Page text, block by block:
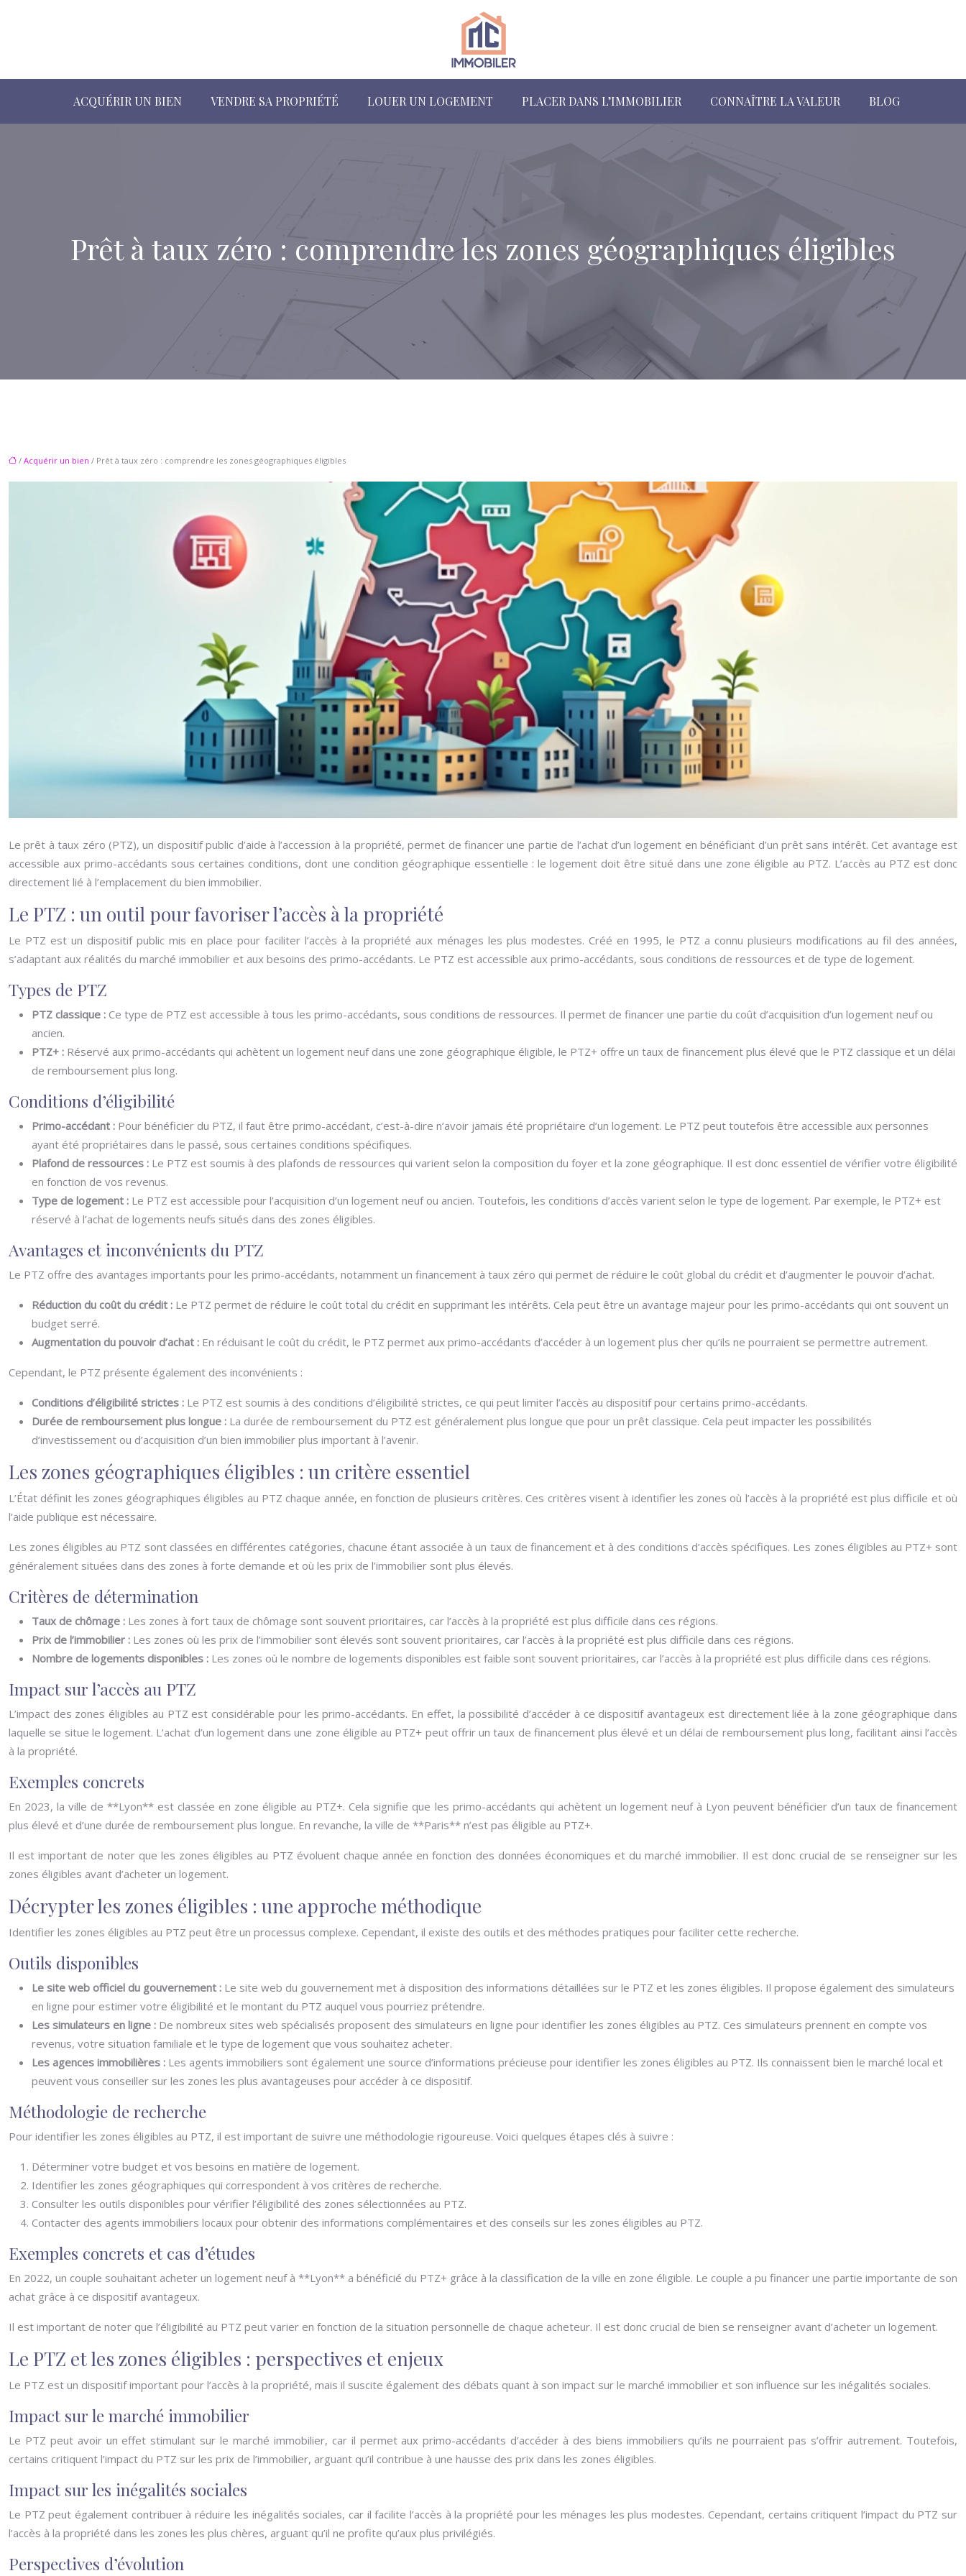
ACQUÉRIR UN BIEN VENDRE SA PROPRIÉTÉ LOUER UN LOGEMENT PLACER DANS L’IMMOBILIER CONNAÎTRE LA VALEUR BLOG
Prêt à taux zéro : comprendre les zones géographiques éligibles
/ Acquérir un bien / Prêt à taux zéro : comprendre les zones géographiques éligibles
Le prêt à taux zéro (PTZ), un dispositif public d’aide à l’accession à la propriété, permet de financer une partie de l’achat d’un logement en bénéficiant d’un prêt sans intérêt. Cet avantage est
accessible aux primo-accédants sous certaines conditions, dont une condition géographique essentielle : le logement doit être situé dans une zone éligible au PTZ. L’accès au PTZ est donc
directement lié à l’emplacement du bien immobilier.
Le PTZ : un outil pour favoriser l’accès à la propriété
Le PTZ est un dispositif public mis en place pour faciliter l’accès à la propriété aux ménages les plus modestes. Créé en 1995, le PTZ a connu plusieurs modifications au fil des années,
s’adaptant aux réalités du marché immobilier et aux besoins des primo-accédants. Le PTZ est accessible aux primo-accédants, sous conditions de ressources et de type de logement.
Types de PTZ
PTZ classique : Ce type de PTZ est accessible à tous les primo-accédants, sous conditions de ressources. Il permet de financer une partie du coût d’acquisition d’un logement neuf ou
ancien.
PTZ+ : Réservé aux primo-accédants qui achètent un logement neuf dans une zone géographique éligible, le PTZ+ offre un taux de financement plus élevé que le PTZ classique et un délai
de remboursement plus long.
Conditions d’éligibilité
Primo-accédant : Pour bénéficier du PTZ, il faut être primo-accédant, c’est-à-dire n’avoir jamais été propriétaire d’un logement. Le PTZ peut toutefois être accessible aux personnes
ayant été propriétaires dans le passé, sous certaines conditions spécifiques.
Plafond de ressources : Le PTZ est soumis à des plafonds de ressources qui varient selon la composition du foyer et la zone géographique. Il est donc essentiel de vérifier votre éligibilité
en fonction de vos revenus.
Type de logement : Le PTZ est accessible pour l’acquisition d’un logement neuf ou ancien. Toutefois, les conditions d’accès varient selon le type de logement. Par exemple, le PTZ+ est
réservé à l’achat de logements neufs situés dans des zones éligibles.
Avantages et inconvénients du PTZ
Le PTZ offre des avantages importants pour les primo-accédants, notamment un financement à taux zéro qui permet de réduire le coût global du crédit et d’augmenter le pouvoir d’achat.
Réduction du coût du crédit : Le PTZ permet de réduire le coût total du crédit en supprimant les intérêts. Cela peut être un avantage majeur pour les primo-accédants qui ont souvent un
budget serré.
Augmentation du pouvoir d’achat : En réduisant le coût du crédit, le PTZ permet aux primo-accédants d’accéder à un logement plus cher qu’ils ne pourraient se permettre autrement.
Cependant, le PTZ présente également des inconvénients :
Conditions d’éligibilité strictes : Le PTZ est soumis à des conditions d’éligibilité strictes, ce qui peut limiter l’accès au dispositif pour certains primo-accédants.
Durée de remboursement plus longue : La durée de remboursement du PTZ est généralement plus longue que pour un prêt classique. Cela peut impacter les possibilités
d’investissement ou d’acquisition d’un bien immobilier plus important à l’avenir.
Les zones géographiques éligibles : un critère essentiel
L’État définit les zones géographiques éligibles au PTZ chaque année, en fonction de plusieurs critères. Ces critères visent à identifier les zones où l’accès à la propriété est plus difficile et où
l’aide publique est nécessaire.
Les zones éligibles au PTZ sont classées en différentes catégories, chacune étant associée à un taux de financement et à des conditions d’accès spécifiques. Les zones éligibles au PTZ+ sont
généralement situées dans des zones à forte demande et où les prix de l’immobilier sont plus élevés.
Critères de détermination
Taux de chômage : Les zones à fort taux de chômage sont souvent prioritaires, car l’accès à la propriété est plus difficile dans ces régions.
Prix de l’immobilier : Les zones où les prix de l’immobilier sont élevés sont souvent prioritaires, car l’accès à la propriété est plus difficile dans ces régions.
Nombre de logements disponibles : Les zones où le nombre de logements disponibles est faible sont souvent prioritaires, car l’accès à la propriété est plus difficile dans ces régions.
Impact sur l’accès au PTZ
L’impact des zones éligibles au PTZ est considérable pour les primo-accédants. En effet, la possibilité d’accéder à ce dispositif avantageux est directement liée à la zone géographique dans
laquelle se situe le logement. L’achat d’un logement dans une zone éligible au PTZ+ peut offrir un taux de financement plus élevé et un délai de remboursement plus long, facilitant ainsi l’accès
à la propriété.
Exemples concrets
En 2023, la ville de **Lyon** est classée en zone éligible au PTZ+. Cela signifie que les primo-accédants qui achètent un logement neuf à Lyon peuvent bénéficier d’un taux de financement
plus élevé et d’une durée de remboursement plus longue. En revanche, la ville de **Paris** n’est pas éligible au PTZ+.
Il est important de noter que les zones éligibles au PTZ évoluent chaque année en fonction des données économiques et du marché immobilier. Il est donc crucial de se renseigner sur les
zones éligibles avant d’acheter un logement.
Décrypter les zones éligibles : une approche méthodique
Identifier les zones éligibles au PTZ peut être un processus complexe. Cependant, il existe des outils et des méthodes pratiques pour faciliter cette recherche.
Outils disponibles
Le site web officiel du gouvernement : Le site web du gouvernement met à disposition des informations détaillées sur le PTZ et les zones éligibles. Il propose également des simulateurs
en ligne pour estimer votre éligibilité et le montant du PTZ auquel vous pourriez prétendre.
Les simulateurs en ligne : De nombreux sites web spécialisés proposent des simulateurs en ligne pour identifier les zones éligibles au PTZ. Ces simulateurs prennent en compte vos
revenus, votre situation familiale et le type de logement que vous souhaitez acheter.
Les agences immobilières : Les agents immobiliers sont également une source d’informations précieuse pour identifier les zones éligibles au PTZ. Ils connaissent bien le marché local et
peuvent vous conseiller sur les zones les plus avantageuses pour accéder à ce dispositif.
Méthodologie de recherche
Pour identifier les zones éligibles au PTZ, il est important de suivre une méthodologie rigoureuse. Voici quelques étapes clés à suivre :
Déterminer votre budget et vos besoins en matière de logement.
Identifier les zones géographiques qui correspondent à vos critères de recherche.
Consulter les outils disponibles pour vérifier l’éligibilité des zones sélectionnées au PTZ.
Contacter des agents immobiliers locaux pour obtenir des informations complémentaires et des conseils sur les zones éligibles au PTZ.
Exemples concrets et cas d’études
En 2022, un couple souhaitant acheter un logement neuf à **Lyon** a bénéficié du PTZ+ grâce à la classification de la ville en zone éligible. Le couple a pu financer une partie importante de son
achat grâce à ce dispositif avantageux.
Il est important de noter que l’éligibilité au PTZ peut varier en fonction de la situation personnelle de chaque acheteur. Il est donc crucial de bien se renseigner avant d’acheter un logement.
Le PTZ et les zones éligibles : perspectives et enjeux
Le PTZ est un dispositif important pour l’accès à la propriété, mais il suscite également des débats quant à son impact sur le marché immobilier et son influence sur les inégalités sociales.
Impact sur le marché immobilier
Le PTZ peut avoir un effet stimulant sur le marché immobilier, car il permet aux primo-accédants d’accéder à des biens immobiliers qu’ils ne pourraient pas s’offrir autrement. Toutefois,
certains critiquent l’impact du PTZ sur les prix de l’immobilier, arguant qu’il contribue à une hausse des prix dans les zones éligibles.
Impact sur les inégalités sociales
Le PTZ peut également contribuer à réduire les inégalités sociales, car il facilite l’accès à la propriété pour les ménages les plus modestes. Cependant, certains critiquent l’impact du PTZ sur
l’accès à la propriété dans les zones les plus chères, arguant qu’il ne profite qu’aux plus privilégiés.
Perspectives d’évolution